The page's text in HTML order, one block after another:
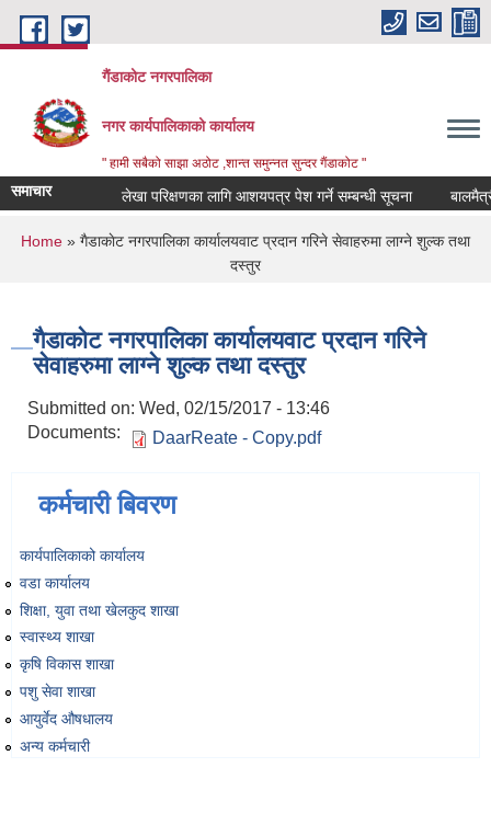
Skip to main content
गैंडाकोट नगरपालिका
नगर कार्यपालिकाको कार्यालय
" हामी सबैको साझा अठोट ,शान्त समुन्नत सुन्दर गैंडाकोट "
समाचार लेखा परिक्षणका लागि आशयपत्र पेश गर्ने सम्बन्धी सूचना बालमैत्री
You are here
Home » गै‌डाकाेट नगरपालिका कार्यालयवाट प्रदान गरिने सेवाहरुमा लाग्ने शुल्क तथा
दस्तुर
गै‌डाकाेट नगरपालिका कार्यालयवाट प्रदान गरिने
सेवाहरुमा लाग्ने शुल्क तथा दस्तुर
Submitted on: Wed, 02/15/2017 - 13:46
Documents:
DaarReate - Copy.pdf
कर्मचारी बिवरण
कार्यपालिकाको कार्यालय
वडा कार्यालय
शिक्षा, युवा तथा खेलकुद शाखा
स्वास्थ्य शाखा
कृषि विकास शाखा
पशु सेवा शाखा
आयुर्वेद औषधालय
अन्य कर्मचारी